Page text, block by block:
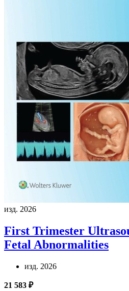
изд. 2026
First Trimester
Fetal Abnormalities
изд. 2026
21 583 ₽